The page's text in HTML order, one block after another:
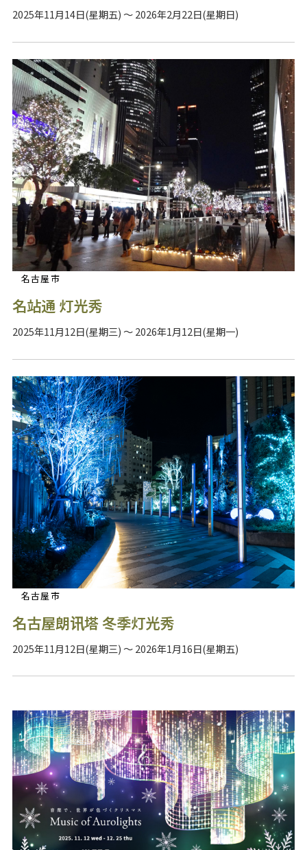
2025年11月14日(星期五) ～ 2026年2月22日(星期日)
名古屋市
名站通 灯光秀
2025年11月12日(星期三) ～ 2026年1月12日(星期一)
名古屋市
名古屋朗讯塔 冬季灯光秀
2025年11月12日(星期三) ～ 2026年1月16日(星期五)